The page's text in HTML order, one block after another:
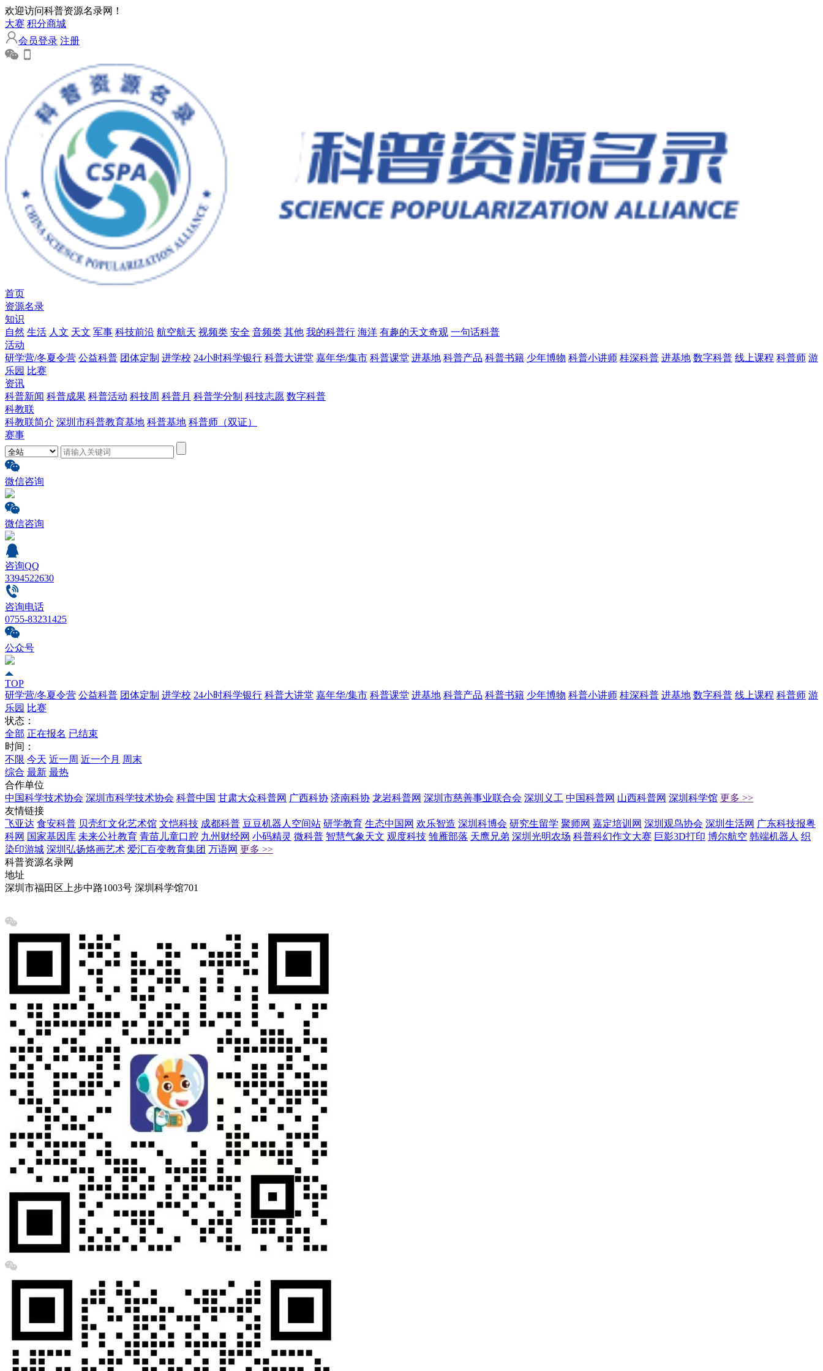
欢迎访问科普资源名录网！
大赛 积分商城
会员登录 注册
首页
资源名录
知识
自然 生活 人文 天文 军事 科技前沿 航空航天 视频类 安全 音频类 其他 我的科普行 海洋 有趣的天文奇观 一句话科普
活动
研学营/冬夏令营 公益科普 团体定制 进学校 24小时科学银行 科普大讲堂 嘉年华/集市 科普课堂 进基地 科普产品 科普书籍 少年博物 科普小讲师 桂深科普 进基地 数字科普 线上课程 科普师 游
乐园 比赛
资讯
科普新闻 科普成果 科普活动 科技周 科普月 科普学分制 科技志愿 数字科普
科教联
科教联简介 深圳市科普教育基地 科普基地 科普师（双证）
赛事
微信咨询
微信咨询
咨询QQ
3394522630
咨询电话
0755-83231425
公众号
TOP
研学营/冬夏令营 公益科普 团体定制 进学校 24小时科学银行 科普大讲堂 嘉年华/集市 科普课堂 进基地 科普产品 科普书籍 少年博物 科普小讲师 桂深科普 进基地 数字科普 线上课程 科普师 游
乐园 比赛
状态：
全部 正在报名 已结束
时间：
不限 今天 近一周 近一个月 周末
综合 最新 最热
合作单位
中国科学技术协会 深圳市科学技术协会 科普中国 甘肃大众科普网 广西科协 济南科协 龙岩科普网 深圳市慈善事业联合会 深圳义工 中国科普网 山西科普网 深圳科学馆 更多 >>
友情链接
飞亚达 食安科普 贝壳红文化艺术馆 文恺科技 成都科普 豆豆机器人空间站 研学教育 生态中国网 欢乐智造 深圳科博会 研究生留学 聚师网 嘉定培训网 深圳观鸟协会 深圳生活网 广东科技报粤
科网 国家基因库 未来公社教育 青苗儿童口腔 九州财经网 小码精灵 微科普 智慧气象天文 观度科技 雏雁部落 天鹰兄弟 深圳光明农场 科普科幻作文大赛 巨影3D打印 博尔航空 韩端机器人 织
染印游城 深圳弘扬烙画艺术 爱汇百变教育集团 万语网 更多 >>
科普资源名录网
地址
深圳市福田区上步中路1003号 深圳科学馆701